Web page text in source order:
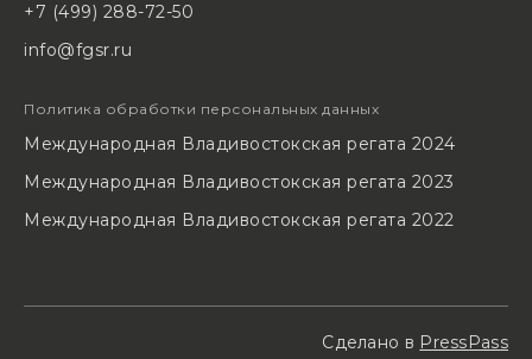
+7 (499) 288-72-50
info@fgsr.ru
Политика обработки персональных данных
Международная Владивостокская регата 2024
Международная Владивостокская регата 2023
Международная Владивостокская регата 2022
Сделано в PressPass